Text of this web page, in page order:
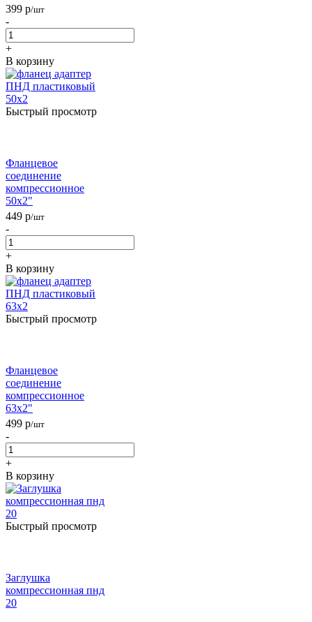
399 р/шт
-
+
В корзину
Быстрый просмотр
Фланцевое
соединение
компрессионное
50x2"
449 р/шт
-
+
В корзину
Быстрый просмотр
Фланцевое
соединение
компрессионное
63x2"
499 р/шт
-
+
В корзину
Быстрый просмотр
Заглушка
компрессионная пнд
20